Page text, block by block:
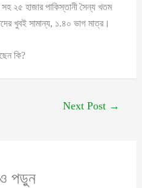
২৫ হাজার পাকিস্তানী সৈন্য খতম
খুবই সামান্য, ১.৪০ ভাগ মাত্র।
কি?
Next Post →
পড়ুন